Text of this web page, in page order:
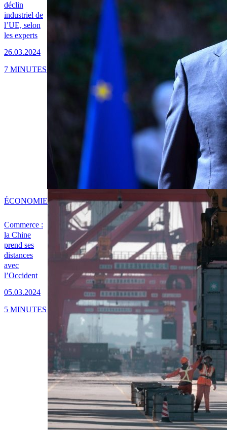
déclin
industriel de
l’UE, selon
les experts
26.03.2024
7 MINUTES
Commerce :
la Chine
prend ses
distances
avec
l’Occident
05.03.2024
ÉCONOMIE
5 MINUTES